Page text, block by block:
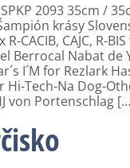
2093 35cm /
krásy
R-CACIB, CAJC, R-
Berrocal Nabat de
I´M for Rezlark
Hi-Tech-Na Dog-
von Portenschlag